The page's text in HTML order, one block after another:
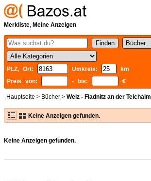
Merkliste, Meine Anzeigen
PLZ, Ort: Umkreis:
km
Preis von:
- bis: €
Hauptseite > Bücher > Weiz - Fladnitz an der Teichalm
Keine Anzeigen gefunden.
Keine Anzeigen gefunden.